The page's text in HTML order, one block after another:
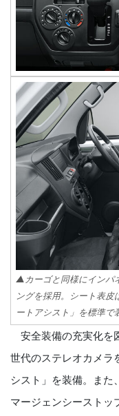
▲カーゴと同様にインパ
ングを採用。シート表
ートアシスト」を標準で
安全装備の充実化を
世代のステレオカメラ
シスト」を装備。また
マージェンシーストッ